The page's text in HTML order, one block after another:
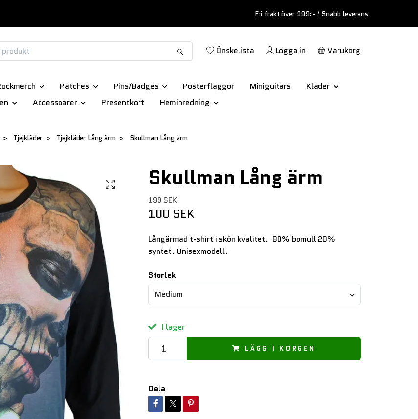
Fri frakt över 999:- / Snabb leverans
Önskelista Logga in Varukorg
Patches Pins/Badges Posterflaggor Miniguitars
Kläder
Accessoarer Presentkort Heminredning
Tjejkläder Tjejkläder Lång ärm Skullman Lång ärm
Skullman Lång ärm
199 SEK
100 SEK
Långärmad t-shirt i skön kvalitet. 80% bomull 20%
syntet. Unisexmodell.
Storlek
Medium
I lager
LÄGG I KORGEN
Dela